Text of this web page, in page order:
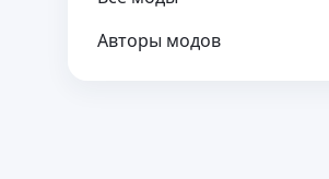
Авторы модов